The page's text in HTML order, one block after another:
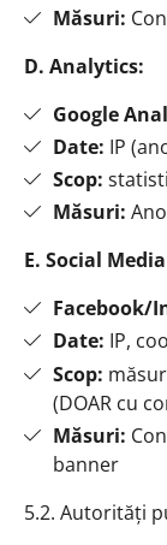
Măsuri:
D. Analytics:
Google
Date: IP
Scop:
Măsuri:
E. Social
Facebook/
Date: IP,
Scop:
(DOAR cu
Măsuri:
banner
5.2. Autorități